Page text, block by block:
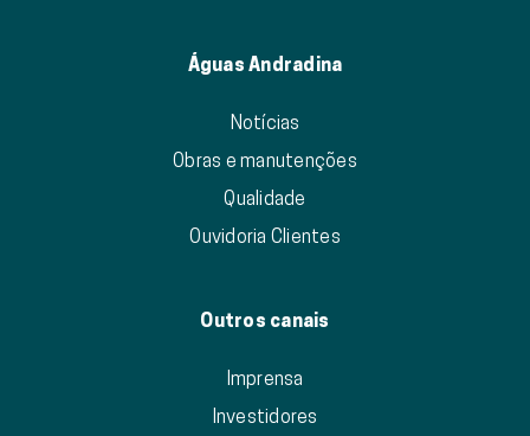
Águas Andradina
Notícias
Obras e manutenções
Qualidade
Ouvidoria Clientes
Outros canais
Imprensa
Investidores